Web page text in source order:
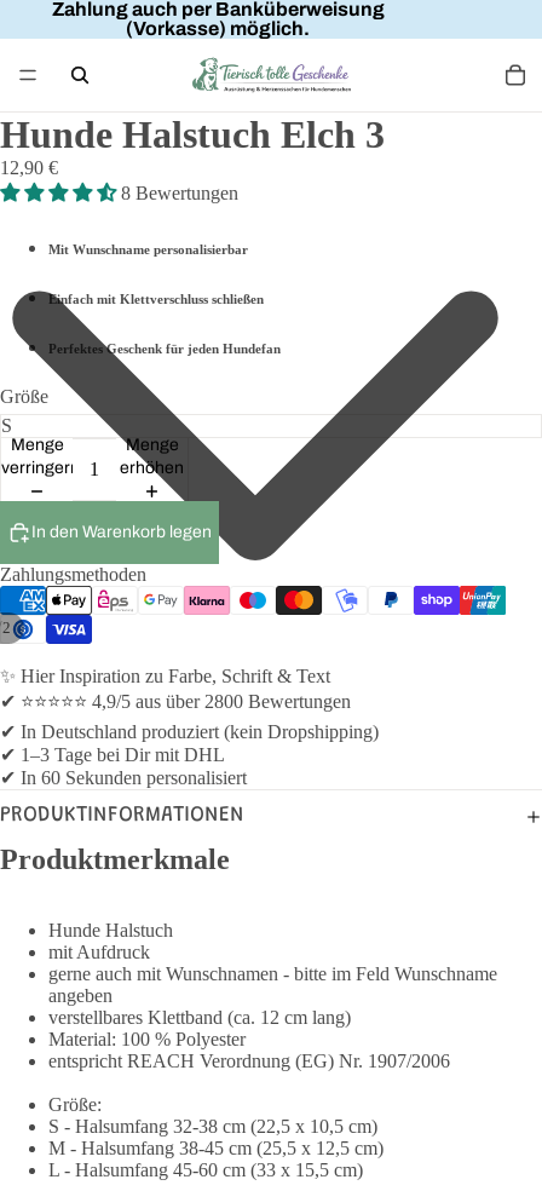
Zahlung auch per Banküberweisung
(Vorkasse) möglich.
2
Hunde Halstuch Elch 3
12,90 €
8 Bewertungen
Mit Wunschname personalisierbar
Einfach mit Klettverschluss schließen
Perfektes Geschenk für jeden Hundefan
Größe
Menge
verringern
Menge
erhöhen
In den Warenkorb legen
Zahlungsmethoden
✨ Hier Inspiration zu Farbe, Schrift & Text
✔ ⭐⭐⭐⭐⭐ 4,9/5 aus über 2800 Bewertungen
✔ In Deutschland produziert (kein Dropshipping)
✔ 1–3 Tage bei Dir mit DHL
✔ In 60 Sekunden personalisiert
PRODUKTINFORMATIONEN
Produktmerkmale
Hunde Halstuch
mit Aufdruck
gerne auch mit Wunschnamen - bitte im Feld Wunschname
angeben
verstellbares Klettband (ca. 12 cm lang)
Material: 100 % Polyester
entspricht REACH Verordnung (EG) Nr. 1907/2006
Größe:
S - Halsumfang 32-38 cm (22,5 x 10,5 cm)
M - Halsumfang 38-45 cm (25,5 x 12,5 cm)
L - Halsumfang 45-60 cm (33 x 15,5 cm)